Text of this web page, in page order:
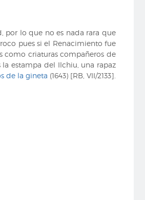
por lo que no es nada rara que
pues si el Renacimiento fue
como criaturas compañeros de
estampa del Ilchiu, una rapaz
de la gineta (1643) [RB, VII/2133].